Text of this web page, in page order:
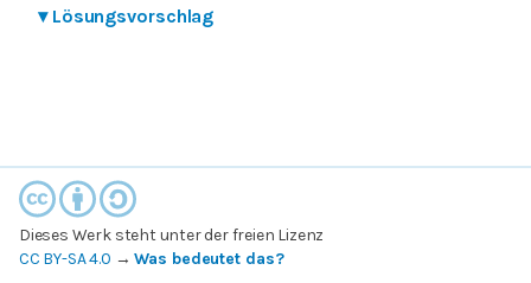
▾ Lösungsvorschlag
Dieses Werk steht unter der freien Lizenz
CC BY-SA 4.0 →Was bedeutet das?